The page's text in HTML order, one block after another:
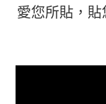
愛您所貼，